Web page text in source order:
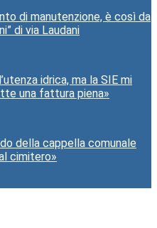
di manutenzione, è così da
di via Laudani
idrica, ma la SIE mi
una fattura piena»
della cappella comunale
cimitero»